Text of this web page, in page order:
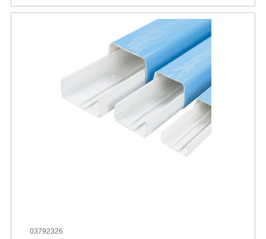
03792326